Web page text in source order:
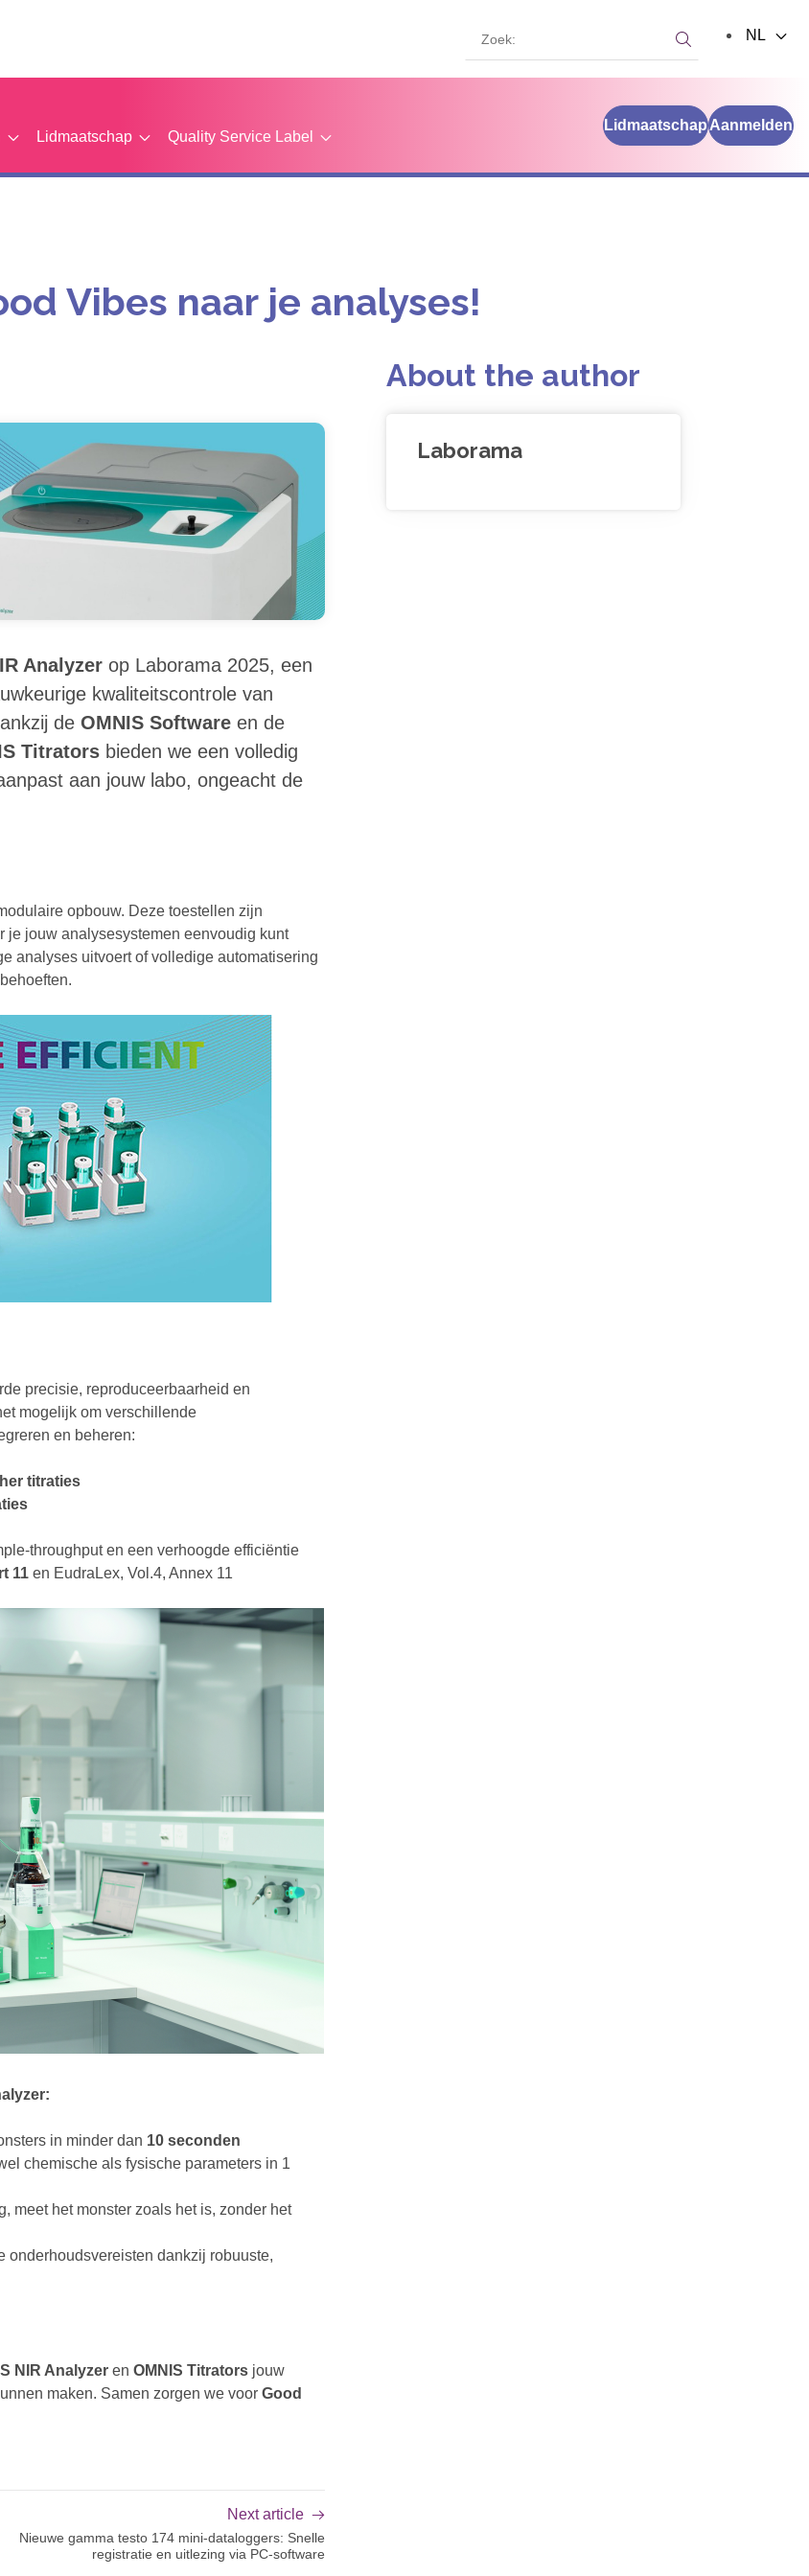
Lidmaatschap Quality Service Label
Lidmaatschap Aanmelden
Zoek:
NL
Vibes naar je analyses!
Analyzerop Laborama 2025, een
kwaliteitscontrole van
deOMNIS Software en de
Titrators bieden we een volledig
aan jouw labo, ongeacht de
opbouw. Deze toestellen zijn
je jouw analysesystemen eenvoudig kunt
analyses uitvoert of volledige automatisering
precisie, reproduceerbaarheid en
mogelijk om verschillende
en beheren:
titraties
throughput en een verhoogde efficiëntie
11 en EudraLex, Vol.4, Annex 11
in minder dan 10 seconden
chemische als fysische parameters in 1
meet het monster zoals het is, zonder het
onderhoudsvereisten dankzij robuuste,
NIR Analyzer enOMNIS Titrators jouw
maken. Samen zorgen we voorGood
Next article
Nieuwe gamma testo 174 mini-dataloggers: Snelle
registratie en uitlezing via PC-software
About the author
Laborama